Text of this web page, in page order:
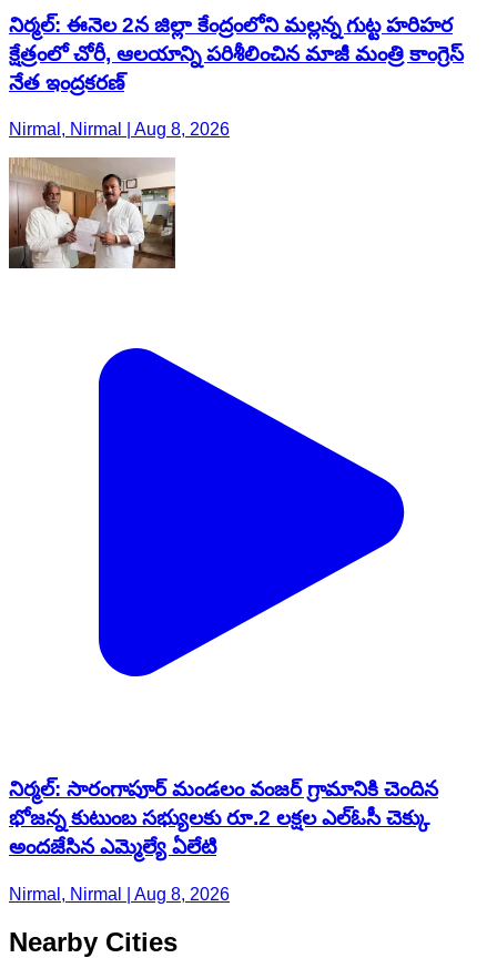
నిర్మల్: ఈనెల 2న జిల్లా కేంద్రంలోని మల్లన్న గుట్ట హరిహర
క్షేత్రంలో చోరీ, ఆలయాన్ని పరిశీలించిన మాజీ మంత్రి కాంగ్రెస్
నేత ఇంద్రకరణ్
Nirmal, Nirmal | Aug 8, 2026
నిర్మల్: సారంగాపూర్ మండలం వంజర్ గ్రామానికి చెందిన
భోజన్న కుటుంబ సభ్యులకు రూ.2 లక్షల ఎల్‌ఓసీ చెక్కు
అందజేసిన ఎమ్మెల్యే ఏలేటి
Nirmal, Nirmal | Aug 8, 2026
Nearby Cities